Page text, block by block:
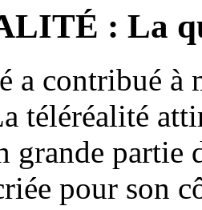
: La
a contribué à
téléréalité
grande partie
pour son